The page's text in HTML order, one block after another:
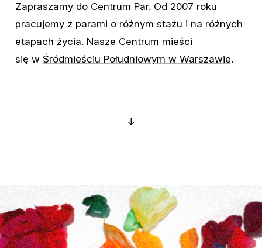
Zapraszamy do Centrum Par. Od 2007 roku
pracujemy z parami o różnym stażu i na różnych
etapach życia. Nasze Centrum mieści
się w Śródmieściu Południowym w Warszawie.
↓